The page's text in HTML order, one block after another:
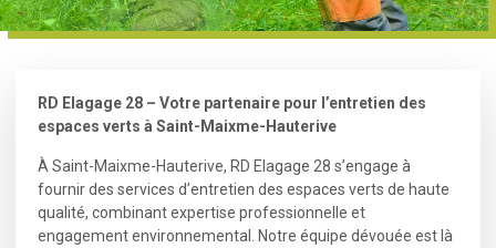
RD Elagage 28 – Votre partenaire pour l’entretien des
espaces verts à Saint-Maixme-Hauterive
À Saint-Maixme-Hauterive, RD Elagage 28 s’engage à
fournir des services d’entretien des espaces verts de haute
qualité, combinant expertise professionnelle et
engagement environnemental. Notre équipe dévouée est là